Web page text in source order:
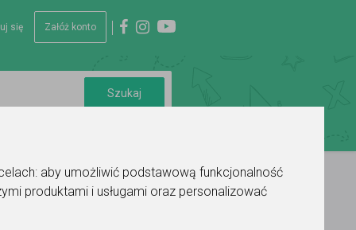
aby umożliwić podstawową funkcjonalność
produktami i usługami oraz personalizować
się Załóż konto